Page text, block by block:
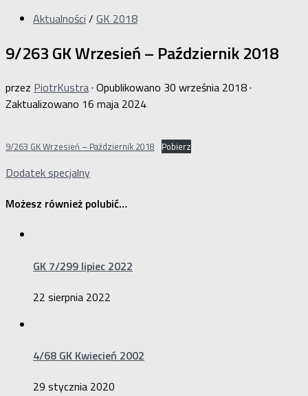
Aktualności / GK 2018
9/263 GK Wrzesień – Październik 2018
przez PiotrKustra· Opublikowano 30 września 2018·
Zaktualizowano 16 maja 2024
9/263 GK Wrzesień – Październik 2018 Pobierz
Dodatek specjalny
Możesz również polubić…
GK 7/299 lipiec 2022
22 sierpnia 2022
4/68 GK Kwiecień 2002
29 stycznia 2020